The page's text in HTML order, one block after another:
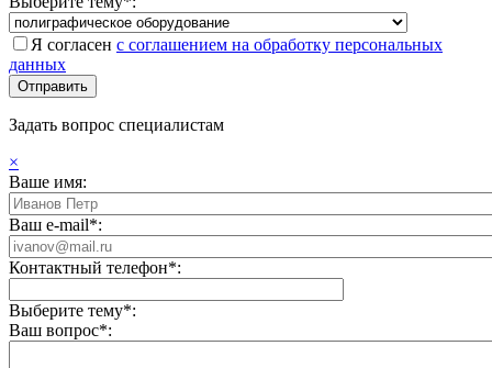
Я согласен с соглашением на обработку персональных
данных
Задать вопрос специалистам
×
Ваше имя:
Ваш e-mail*:
Контактный телефон*:
Выберите тему*:
Ваш вопрос*: